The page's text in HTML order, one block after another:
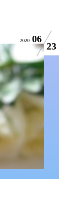
2020 06
23